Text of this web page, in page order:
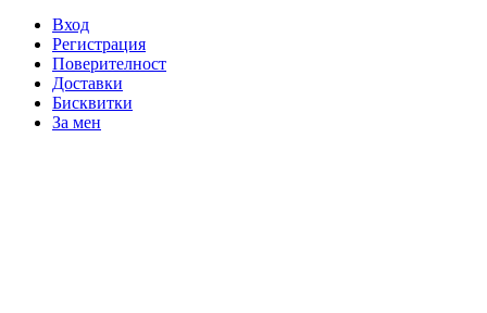
Вход
Регистрация
Поверителност
Доставки
Бисквитки
За мен